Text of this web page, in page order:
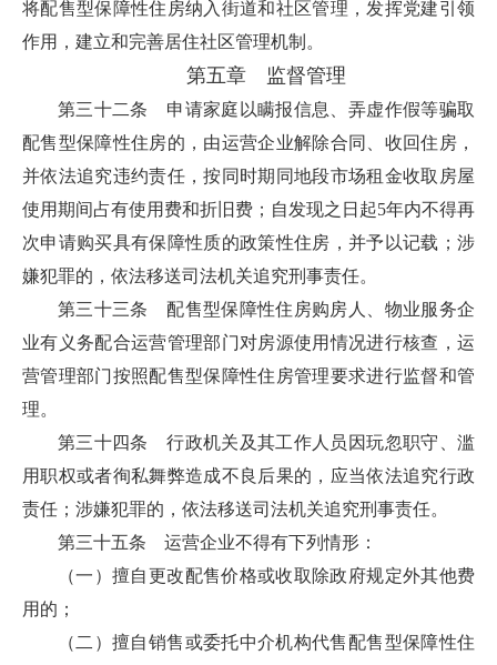
将配售型保障性住房纳入街道和社区管理，发挥党建引领
作用，建立和完善居住社区管理机制。
第五章 监督管理
第三十二条 申请家庭以瞒报信息、弄虚作假等骗取
配售型保障性住房的，由运营企业解除合同、收回住房，
并依法追究违约责任，按同时期同地段市场租金收取房屋
使用期间占有使用费和折旧费；自发现之日起5年内不得再
次申请购买具有保障性质的政策性住房，并予以记载；涉
嫌犯罪的，依法移送司法机关追究刑事责任。
第三十三条 配售型保障性住房购房人、物业服务企
业有义务配合运营管理部门对房源使用情况进行核查，运
营管理部门按照配售型保障性住房管理要求进行监督和管
理。
第三十四条 行政机关及其工作人员因玩忽职守、滥
用职权或者徇私舞弊造成不良后果的，应当依法追究行政
责任；涉嫌犯罪的，依法移送司法机关追究刑事责任。
第三十五条 运营企业不得有下列情形：
（一）擅自更改配售价格或收取除政府规定外其他费
用的；
（二）擅自销售或委托中介机构代售配售型保障性住